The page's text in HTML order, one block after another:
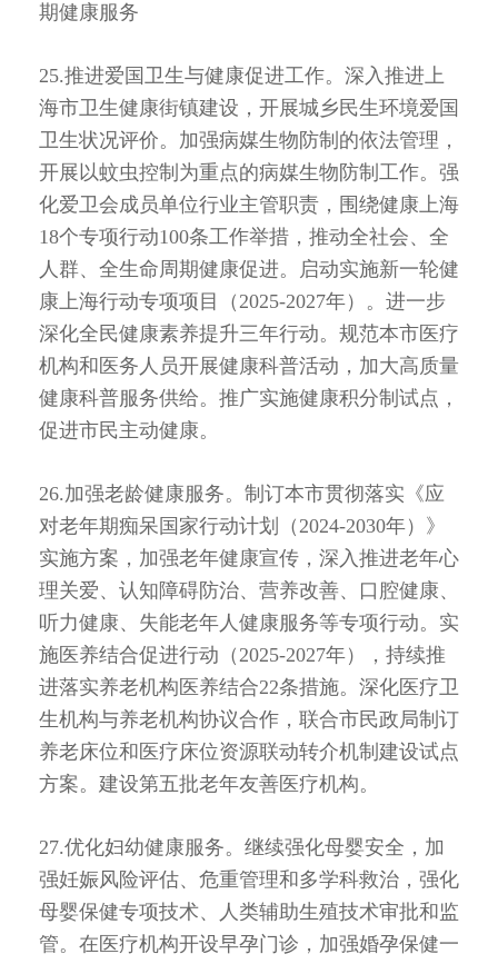
期健康服务
25.推进爱国卫生与健康促进工作。深入推进上
海市卫生健康街镇建设，开展城乡民生环境爱国
卫生状况评价。加强病媒生物防制的依法管理，
开展以蚊虫控制为重点的病媒生物防制工作。强
化爱卫会成员单位行业主管职责，围绕健康上海
18个专项行动100条工作举措，推动全社会、全
人群、全生命周期健康促进。启动实施新一轮健
康上海行动专项项目（2025-2027年）。进一步
深化全民健康素养提升三年行动。规范本市医疗
机构和医务人员开展健康科普活动，加大高质量
健康科普服务供给。推广实施健康积分制试点，
促进市民主动健康。
26.加强老龄健康服务。制订本市贯彻落实《应
对老年期痴呆国家行动计划（2024-2030年）》
实施方案，加强老年健康宣传，深入推进老年心
理关爱、认知障碍防治、营养改善、口腔健康、
听力健康、失能老年人健康服务等专项行动。实
施医养结合促进行动（2025-2027年），持续推
进落实养老机构医养结合22条措施。深化医疗卫
生机构与养老机构协议合作，联合市民政局制订
养老床位和医疗床位资源联动转介机制建设试点
方案。建设第五批老年友善医疗机构。
27.优化妇幼健康服务。继续强化母婴安全，加
强妊娠风险评估、危重管理和多学科救治，强化
母婴保健专项技术、人类辅助生殖技术审批和监
管。在医疗机构开设早孕门诊，加强婚孕保健一